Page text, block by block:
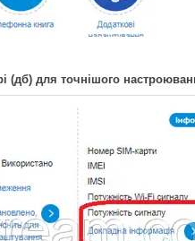
(дб) для точнішого